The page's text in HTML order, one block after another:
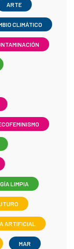
ARTE
CLIMÁTICO
LIMPIA
ARTIFICIAL
MAR